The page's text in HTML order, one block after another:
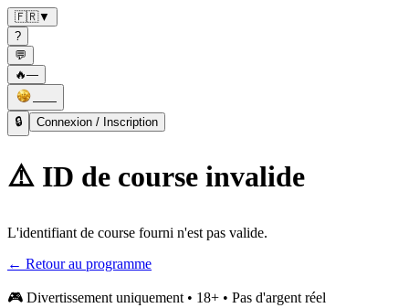
🇫🇷▼
?
💬
🔥—
——
🔒
Connexion / Inscription
⚠️ ID de course invalide
L'identifiant de course fourni n'est pas valide.
← Retour au programme
🎮 Divertissement uniquement • 18+ • Pas d'argent réel